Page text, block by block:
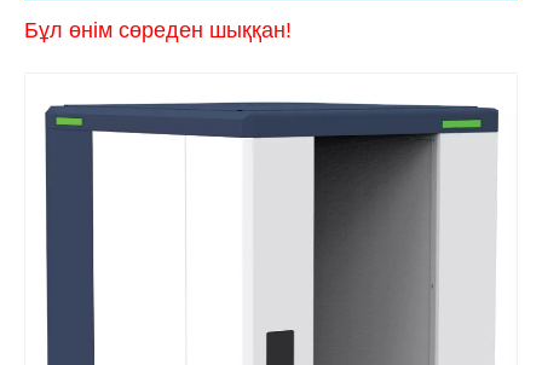
Бұл өнім сөреден шыққан!